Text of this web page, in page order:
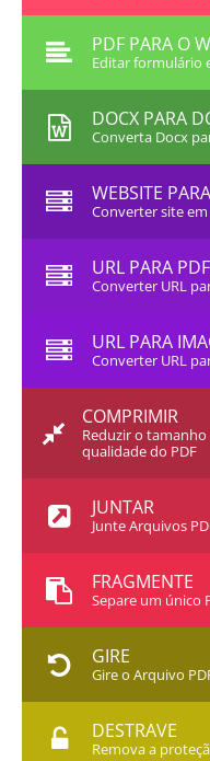
PDF PARA O
Editar formulário
DOCX PARA
Converta Docx
WEBSITE
Converter site em
URL PARA PDF
Converter URL
URL PARA
Converter URL
COMPRIMIR
Reduzir o
qualidade do PDF
JUNTAR
Junte Arquivos
FRAGMENTE
Separe um único
GIRE
Gire o Arquivo
DESTRAVE
Remova a